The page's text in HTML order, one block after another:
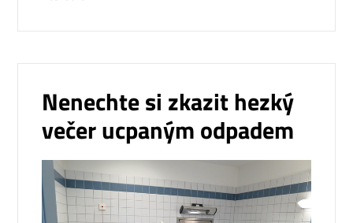
Nenechte si zkazit hezký
večer ucpaným odpadem